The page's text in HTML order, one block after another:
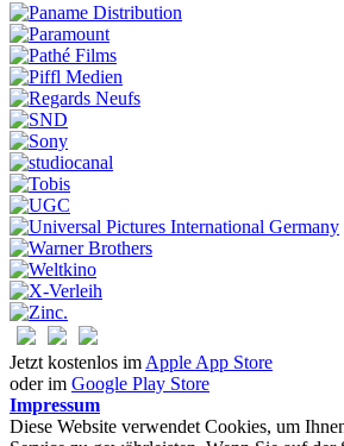
Jetzt kostenlos im Apple App Store
oder im Google Play Store
Impressum
Diese Website verwendet Cookies, um